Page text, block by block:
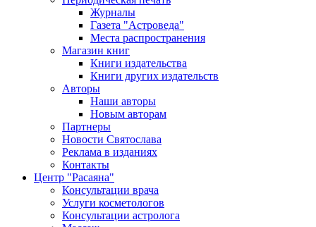
Журналы
Газета "Астроведа"
Места распространения
Магазин книг
Книги издательства
Книги других издательств
Авторы
Наши авторы
Новым авторам
Партнеры
Новости Святослава
Реклама в изданиях
Контакты
Центр "Расаяна"
Консультации врача
Услуги косметологов
Консультации астролога